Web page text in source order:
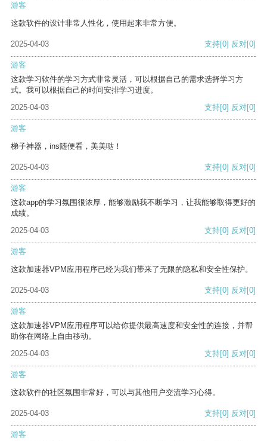
游客
这款软件的设计非常人性化，使用起来非常方便。
2025-04-03 支持[0] 反对[0]
游客
这款学习软件的学习方式非常灵活，可以根据自己的需求选择学习方
式。我可以根据自己的时间安排学习进度。
2025-04-03
支持[0] 反对[0]
游客
梯子神器，ins随便看，美美哒！
2025-04-03 支持[0] 反对[0]
游客
这款app的学习氛围很浓厚，能够激励我不断学习，让我能够取得更好的
成绩。
2025-04-03
支持[0] 反对[0]
游客
这款加速器VPM应用程序已经为我们带来了无限的隐私和安全性保护。
2025-04-03 支持[0] 反对[0]
游客
这款加速器VPM应用程序可以给你提供最高速度和安全性的连接，并帮
助你在网络上自由移动。
2025-04-03
支持[0] 反对[0]
游客
这款软件的社区氛围非常好，可以与其他用户交流学习心得。
2025-04-03 支持[0] 反对[0]
游客